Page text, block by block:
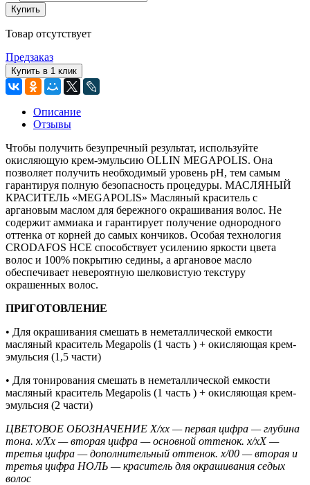
Купить
Товар отсутствует
Предзаказ
Купить в 1 клик
Описание
Отзывы
Чтобы получить безупречный результат, используйте
окисляющую крем-эмульсию OLLIN MEGAPOLIS. Она
позволяет получить необходимый уровень рН, тем самым
гарантируя полную безопасность процедуры. МАСЛЯНЫЙ
КРАСИТЕЛЬ «MEGAPOLIS» Масляный краситель с
аргановым маслом для бережного окрашивания волос. Не
содержит аммиака и гарантирует получение однородного
оттенка от корней до самых кончиков. Особая технология
CRODAFOS HCE способствует усилению яркости цвета
волос и 100% покрытию седины, а аргановое масло
обеспечивает невероятную шелковистую текстуру
окрашенных волос.
ПРИГОТОВЛЕНИЕ
• Для окрашивания смешать в неметаллической емкости
масляный краситель Megapolis (1 часть ) + окисляющая крем-
эмульсия (1,5 части)
• Для тонирования смешать в неметаллической емкости
масляный краситель Megapolis (1 часть ) + окисляющая крем-
эмульсия (2 части)
ЦВЕТОВОЕ ОБОЗНАЧЕНИЕ Х/хх — первая цифра — глубина
тона. х/Хх — вторая цифра — основной оттенок. х/хХ —
третья цифра — дополнительный оттенок. х/00 — вторая и
третья цифра НОЛЬ — краситель для окрашивания седых
волос